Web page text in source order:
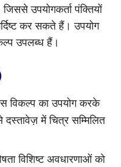
उपयोगकर्ता पंक्तियों
कर सकते हैं। उपयोग
उपलब्ध हैं।
विकल्प का उपयोग करके
में चित्र सम्मिलित
विशिष्ट अवधारणाओं को